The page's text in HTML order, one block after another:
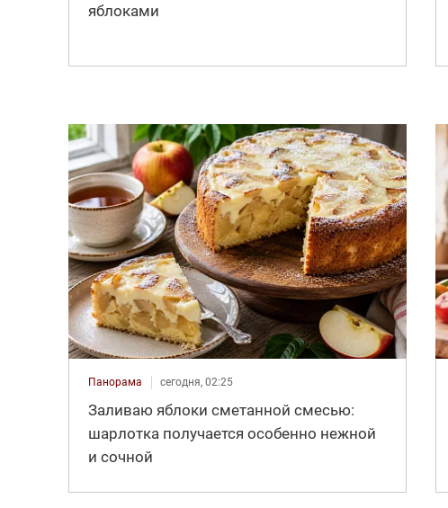
яблоками
Панорама сегодня, 02:25
Заливаю яблоки сметанной смесью:
шарлотка получается особенно нежной
и сочной